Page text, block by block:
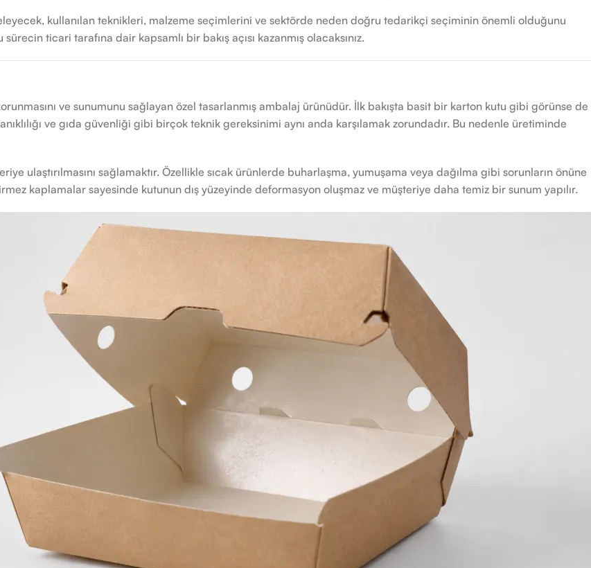
kullanılan teknikleri, malzeme seçimlerini ve sektörde neden doğru tedarikçi seçiminin önemli olduğunu
ticari tarafına dair kapsamlı bir bakış açısı kazanmış olacaksınız.
ve sunumunu sağlayan özel tasarlanmış ambalaj ürünüdür. İlk bakışta basit bir karton kutu gibi görünse de
ve gıda güvenliği gibi birçok teknik gereksinimi aynı anda karşılamak zorundadır. Bu nedenle üretiminde
ulaştırılmasını sağlamaktır. Özellikle sıcak ürünlerde buharlaşma, yumuşama veya dağılma gibi sorunların önüne
kaplamalar sayesinde kutunun dış yüzeyinde deformasyon oluşmaz ve müşteriye daha temiz bir sunum yapılır.